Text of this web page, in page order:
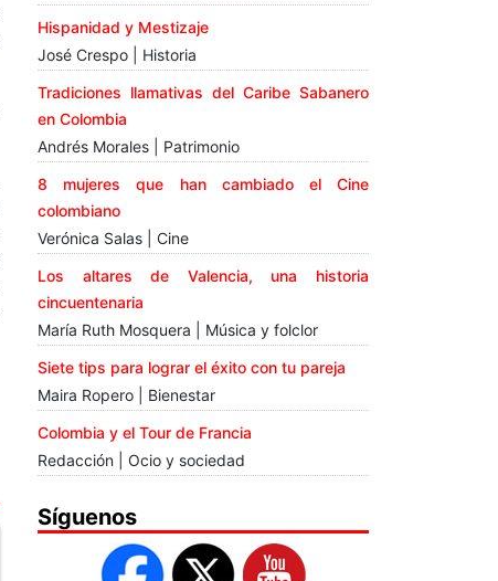
Hispanidad y Mestizaje
José Crespo | Historia
Tradiciones llamativas del Caribe Sabanero
en Colombia
Andrés Morales | Patrimonio
8 mujeres que han cambiado el Cine
colombiano
Verónica Salas | Cine
Los altares de Valencia, una historia
cincuentenaria
María Ruth Mosquera | Música y folclor
Siete tips para lograr el éxito con tu pareja
Maira Ropero | Bienestar
Colombia y el Tour de Francia
Redacción | Ocio y sociedad
Síguenos